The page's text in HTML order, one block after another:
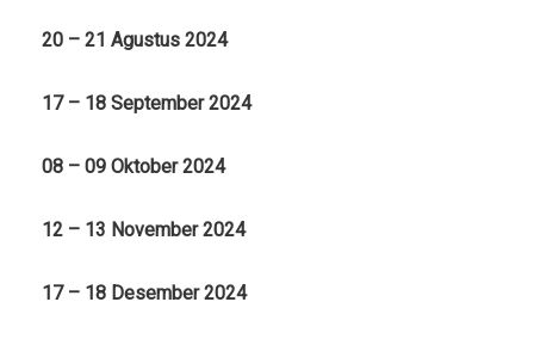
20 – 21 Agustus 2024
17 – 18 September 2024
08 – 09 Oktober 2024
12 – 13 November 2024
17 – 18 Desember 2024